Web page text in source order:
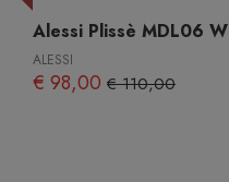
Alessi Plissè MDL06
ALESSI
€ 98,00 € 110,00